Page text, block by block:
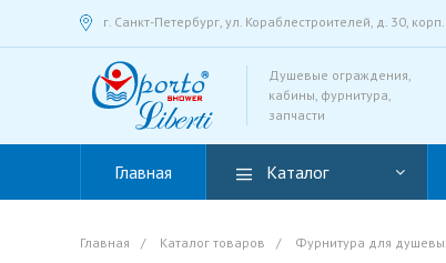
г. Санкт-Петербург, ул. Кораблестроителей, д. 30, корп.
Душевые ограждения,
кабины, фурнитура,
запчасти
Главная Каталог
Главная / Каталог товаров / Фурнитура для